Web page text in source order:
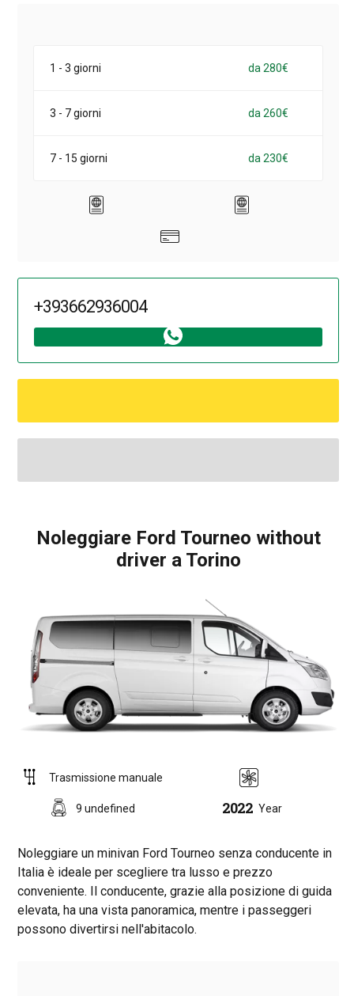
1 - 3 giorni da 280€
3 - 7 giorni da 260€
7 - 15 giorni da 230€
+393662936004
Noleggiare Ford Tourneo without
driver a Torino
Trasmissione manuale
9 undefined 2022 Year
Noleggiare un minivan Ford Tourneo senza conducente in
Italia è ideale per scegliere tra lusso e prezzo
conveniente. Il conducente, grazie alla posizione di guida
elevata, ha una vista panoramica, mentre i passeggeri
possono divertirsi nell'abitacolo.